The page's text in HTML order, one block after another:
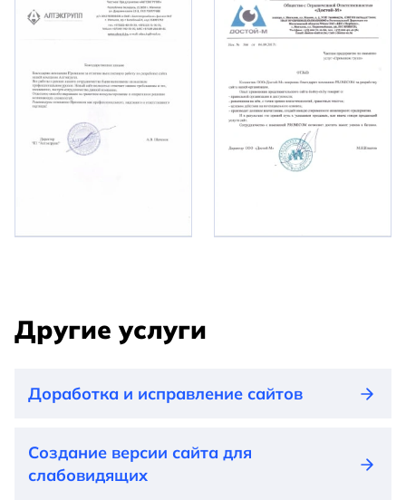
Другие услуги
Доработка и исправление сайтов
Создание версии сайта для
слабовидящих